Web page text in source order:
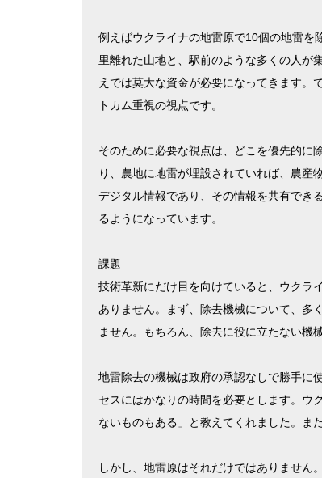
例えばウクライナの地雷原で10個の地雷を
里離れた山地と、駅前のような多くの人が
えでは莫大な資金が必要になってきます。
トカム重視の視点です。
そのために必要な視点は、どこを優先的に
り、農地に地雷が埋設されていれば、農
デジタル情報であり、その情報を共有でき
るようになっています。
課題
技術革新にだけ目を向けていると、ウクラ
ありません。まず、除去機械について、多
ません。もちろん、除去に役に立たない機
地雷除去の機械は政府の承認なしで勝手に
セスにはかなりの時間を必要とします。ウ
ないものもある」と教えてくれました。ま
しかし、地雷原はそれだけではありませ